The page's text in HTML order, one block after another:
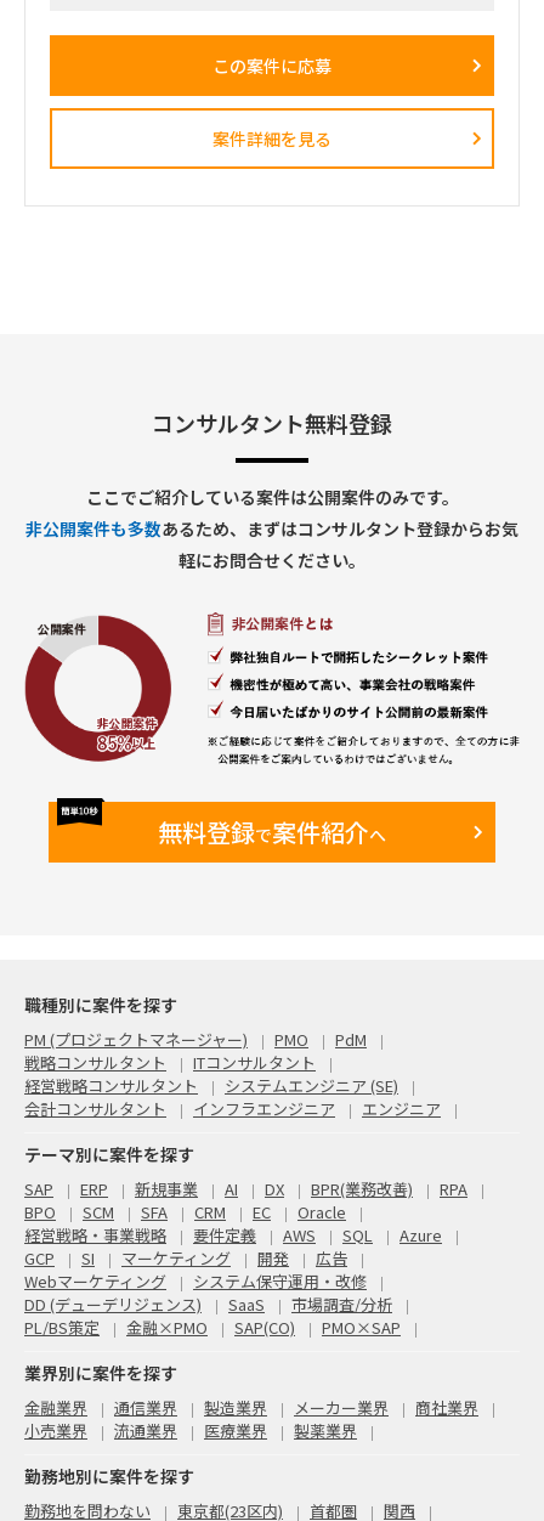
この案件に応募
案件詳細を見る
コンサルタント無料登録
ここでご紹介している案件は公開案件のみです。
非公開案件も多数あるため、まずはコンサルタント登録からお気
軽にお問合せください。
無料登録で案件紹介へ
職種別に案件を探す
PM (プロジェクトマネージャー) PMO
PdM
戦略コンサルタント
ITコンサルタント
経営戦略コンサルタント
システムエンジニア (SE)
会計コンサルタント
インフラエンジニア エンジニア
テーマ別に案件を探す
SAP ERP 新規事業 AI DX BPR(業務改善)
RPA
BPO
SCM SFA CRM EC
Oracle
経営戦略・事業戦略
要件定義 AWS SQL
Azure
GCP
SI マーケティング 開発
広告
Webマーケティング
システム保守運用・改修
DD (デューデリジェンス)
SaaS
市場調査/分析
PL/BS策定
金融×PMO SAP(CO) PMO×SAP
業界別に案件を探す
金融業界 通信業界 製造業界 メーカー業界
商社業界
小売業界
流通業界 医療業界 製薬業界
勤務地別に案件を探す
勤務地を問わない 東京都(23区内) 首都圏 関西